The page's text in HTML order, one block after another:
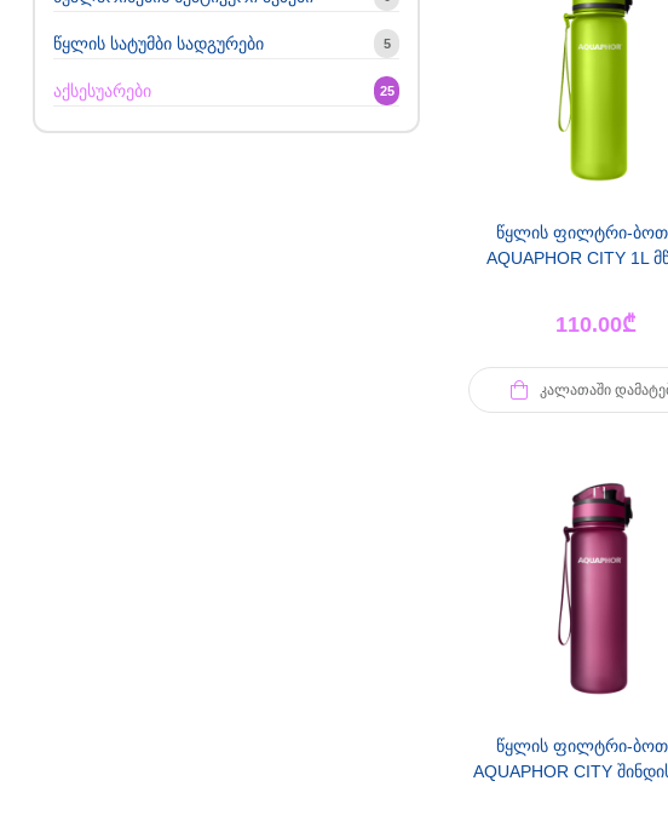
წყლის ფილტრი-
AQUAPHOR CITY 1L
110.00₾
ᲙᲐᲚᲐᲗᲐᲨᲘ
წყლის ფილტრი-
AQUAPHOR CITY
წყლის სატუმბი სადგურები 5
აქსესუარები 25